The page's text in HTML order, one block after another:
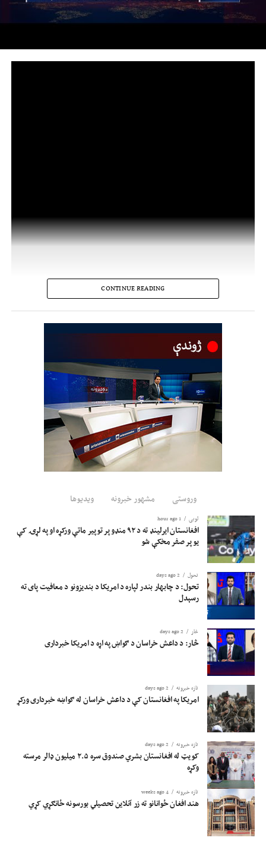
CONTINUE READING
وروستی مشهور خبرونه ویدیوها
لوبی 1 hour ago
افغانستان ایرلینډ ته د ۹۲ منډو پر توپیر ماتې ورکړه او په لړۍ کې
یو پر صفر مخکې شو
تحول 2 days ago
تحول: د چابهار بندر لپاره د امریکا د بندیزونو د معافیت پای ته
رسېدل
څار 2 days ago
څار: د داعش خراسان د ګواښ په اړه د امریکا خبرداری
تازه خبرونه 2 days ago
امریکا په افغانستان کې د داعش خراسان له ګواښه خبرداری ورکړ
تازه خبرونه 2 days ago
کویټ له افغانستان بشري صندوق سره ۲.۵ میلیون ډالر مرسته
وکړه
تازه خبرونه 4 weeks ago
هند افغان ځوانانو ته زر آنلاین تحصیلي بورسونه ځانګړي کړي